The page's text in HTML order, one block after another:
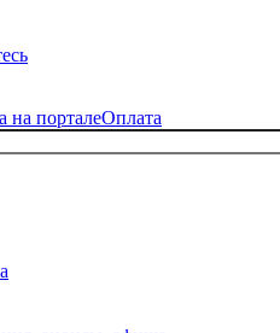
на порталеОплата